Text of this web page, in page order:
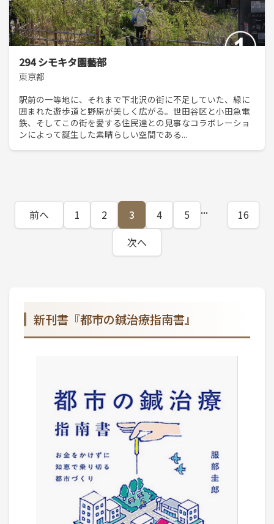
294 シモキタ園藝部
東京都
駅前の一等地に、それまで下北沢の街に不足していた、緑に
囲まれた遊歩道と野原が美しく広がる。世田谷区と小田急電
鉄、そしてこの街を愛する住民達との見事なコラボレーショ
ンによって誕生した素晴らしい空間である...
前へ 1 2 3 4 5 ...
16
次へ
新刊書『都市の鍼治療指南書』